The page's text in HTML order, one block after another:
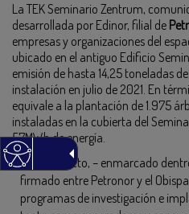
La TEK Seminario Zentrum,
desarrollada por Edinor, filial de
empresas y organizaciones del
ubicado en el antiguo Edificio
emisión de hasta 14,25 toneladas
instalación en julio de 2021. En
equivale a la plantación de 1.975
instaladas en la cubierta del
57MWh de energía.
Este proyecto, – enmarcado
firmado entre Petronor y el
programas de investigación e